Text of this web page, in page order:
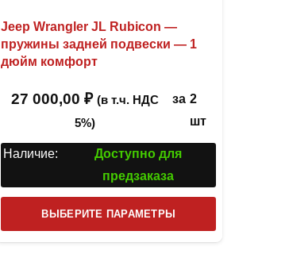
Jeep Wrangler JL Rubicon —
пружины задней подвески — 1
дюйм комфорт
27 000,00 ₽ (в т.ч. НДС
5%)
за 2
шт
Наличие:
Доступно для
предзаказа
ВЫБЕРИТЕ ПАРАМЕТРЫ
товар